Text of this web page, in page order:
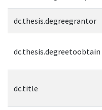
dc.thesis.degreegrantor
dc.thesis.degreetoobtain
dc.title